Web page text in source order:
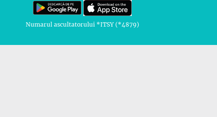
Numarul ascultatorului *ITSY (*4879)